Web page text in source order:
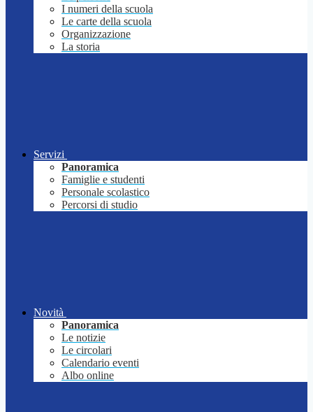
I numeri della scuola
Le carte della scuola
Organizzazione
La storia
Servizi
Panoramica
Famiglie e studenti
Personale scolastico
Percorsi di studio
Novità
Panoramica
Le notizie
Le circolari
Calendario eventi
Albo online